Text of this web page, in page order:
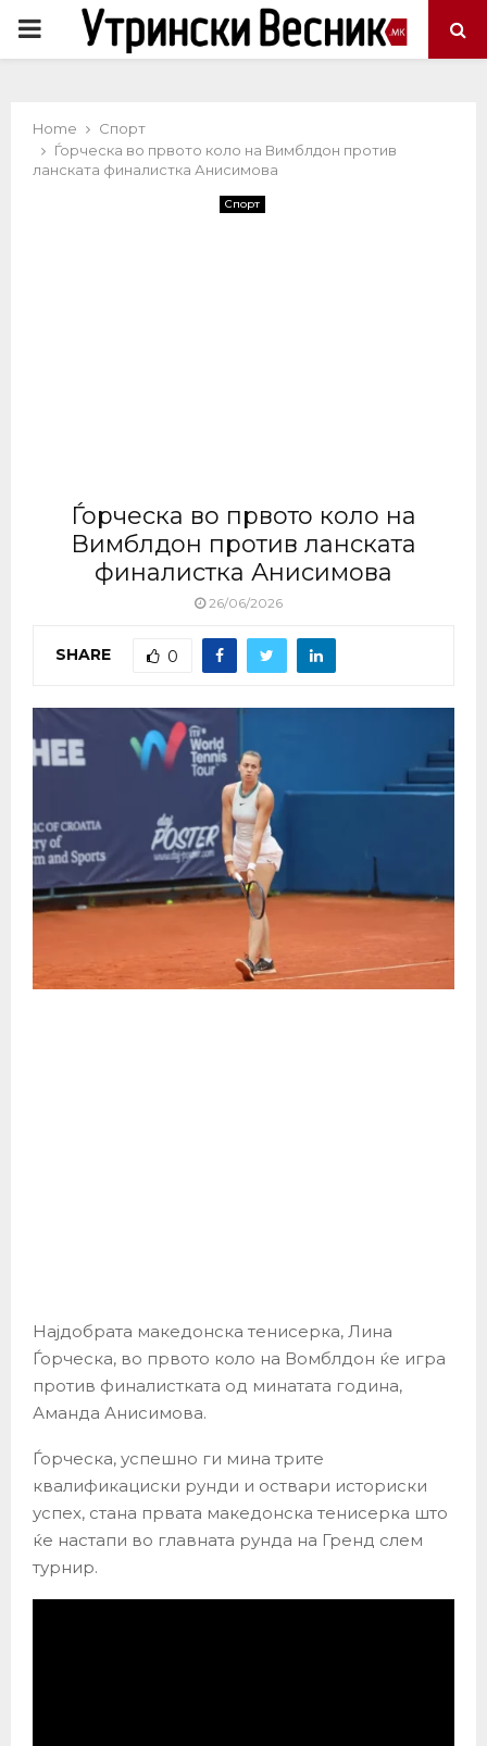
PRIMARY
Home
Спорт
Ѓорческа во првото коло на Вимблдон против
ланската финалистка Анисимова
Спорт
Ѓорческа во првото коло на
Вимблдон против ланската
финалистка Анисимова
26/06/2026
SHARE 0
Најдобрата македонска тенисерка, Лина
Ѓорческа, во првото коло на Вомблдон ќе игра
против финалистката од минатата година,
Аманда Анисимова.
Ѓорческа, успешно ги мина трите
квалификациски рунди и оствари историски
успех, стана првата македонска тенисерка што
ќе настапи во главната рунда на Гренд слем
турнир.